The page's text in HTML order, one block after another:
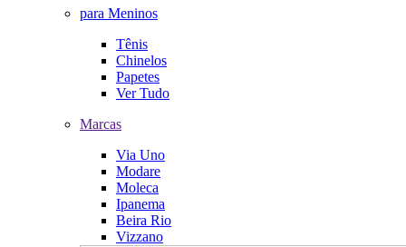
para Meninos
Tênis
Chinelos
Papetes
Ver Tudo
Marcas
Via Uno
Modare
Moleca
Ipanema
Beira Rio
Vizzano